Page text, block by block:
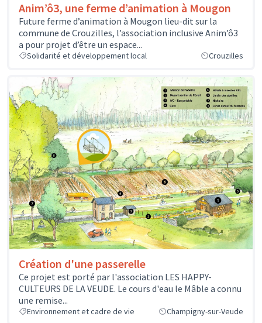
Anim’ô3, une ferme d’animation à Mougon
Future ferme d’animation à Mougon lieu-dit sur la
commune de Crouzilles, l’association inclusive Anim’ô3
a pour projet d’être un espace...
Solidarité et développement local Crouzilles
Création d'une passerelle
Ce projet est porté par l'association LES HAPPY-
CULTEURS DE LA VEUDE. Le cours d'eau le Mâble a connu
une remise...
Environnement et cadre de vie Champigny-sur-Veude